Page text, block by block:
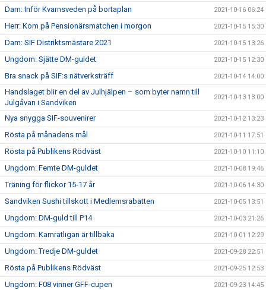
Dam: Inför Kvarnsveden på bortaplan 2021-10-16 06:24
Herr: Kom på Pensionärsmatchen i morgon 2021-10-15 15:30
Dam: SIF Distriktsmästare 2021 2021-10-15 13:26
Ungdom: Sjätte DM-guldet 2021-10-15 12:30
Bra snack på SIF:s nätverksträff 2021-10-14 14:00
Handslaget blir en del av Julhjälpen – som byter namn till
Julgåvan i Sandviken
2021-10-13 13:00
Nya snygga SIF-souvenirer 2021-10-12 13:23
Rösta på månadens mål 2021-10-11 17:51
Rösta på Publikens Rödväst 2021-10-10 11:10
Ungdom: Femte DM-guldet 2021-10-08 19:46
Träning för flickor 15-17 år 2021-10-06 14:30
Sandviken Sushi tillskott i Medlemsrabatten 2021-10-05 13:51
Ungdom: DM-guld till P14 2021-10-03 21:26
Ungdom: Kamratligan är tillbaka 2021-10-01 12:29
Ungdom: Tredje DM-guldet 2021-09-28 22:51
Rösta på Publikens Rödväst 2021-09-25 12:53
Ungdom: F08 vinner GFF-cupen 2021-09-23 14:45